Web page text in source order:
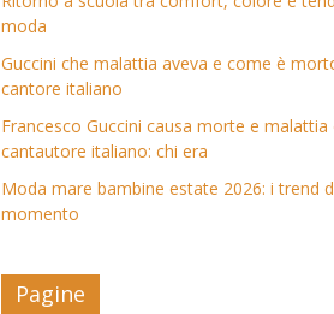
moda
Guccini che malattia aveva e come è
cantore italiano
Francesco Guccini causa morte e malattia
cantautore italiano: chi era
Moda mare bambine estate 2026: i trend
momento
Pagine